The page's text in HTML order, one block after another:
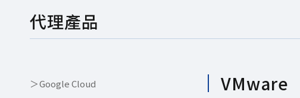
代理產品
VMware
Google Cloud